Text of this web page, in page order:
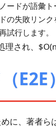
ドが語彙
の失敗リン
行します。
され、
に、著者